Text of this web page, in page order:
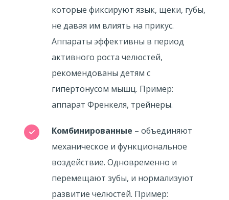
которые фиксируют язык, щеки, губы,
не давая им влиять на прикус.
Аппараты эффективны в период
активного роста челюстей,
рекомендованы детям с
гипертонусом мышц. Пример:
аппарат Френкеля, трейнеры.
Комбинированные – объединяют
механическое и функциональное
воздействие. Одновременно и
перемещают зубы, и нормализуют
развитие челюстей. Пример: